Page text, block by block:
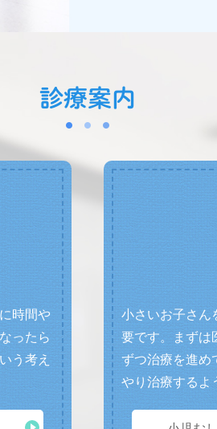
診療案内
時間や
ったら
う考え
小さいお子さん
要です。まずは
ずつ治療を進め
やり治療するよ